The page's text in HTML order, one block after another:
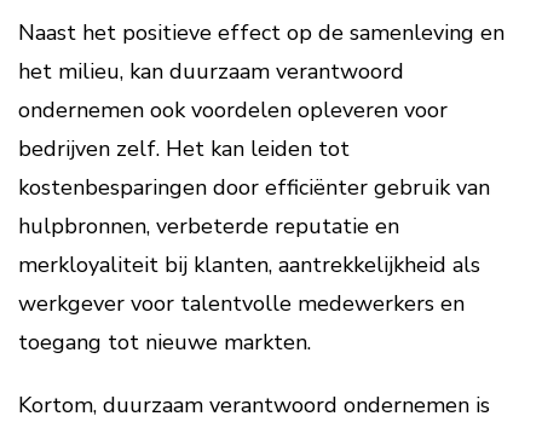
Naast het positieve effect op de samenleving en
het milieu, kan duurzaam verantwoord
ondernemen ook voordelen opleveren voor
bedrijven zelf. Het kan leiden tot
kostenbesparingen door efficiënter gebruik van
hulpbronnen, verbeterde reputatie en
merkloyaliteit bij klanten, aantrekkelijkheid als
werkgever voor talentvolle medewerkers en
toegang tot nieuwe markten.
Kortom, duurzaam verantwoord ondernemen is